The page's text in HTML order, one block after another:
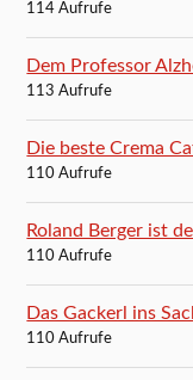
114 Aufrufe
Dem Professor
113 Aufrufe
Die beste Crema
110 Aufrufe
Roland Berger ist
110 Aufrufe
Das Gackerl ins
110 Aufrufe